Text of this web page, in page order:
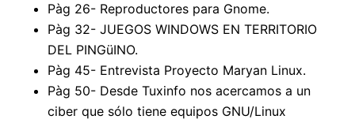
Pàg 26- Reproductores para Gnome.
Pàg 32- JUEGOS WINDOWS EN TERRITORIO
DEL PINGüINO.
Pàg 45- Entrevista Proyecto Maryan Linux.
Pàg 50- Desde Tuxinfo nos acercamos a un
ciber que sólo tiene equipos GNU/Linux